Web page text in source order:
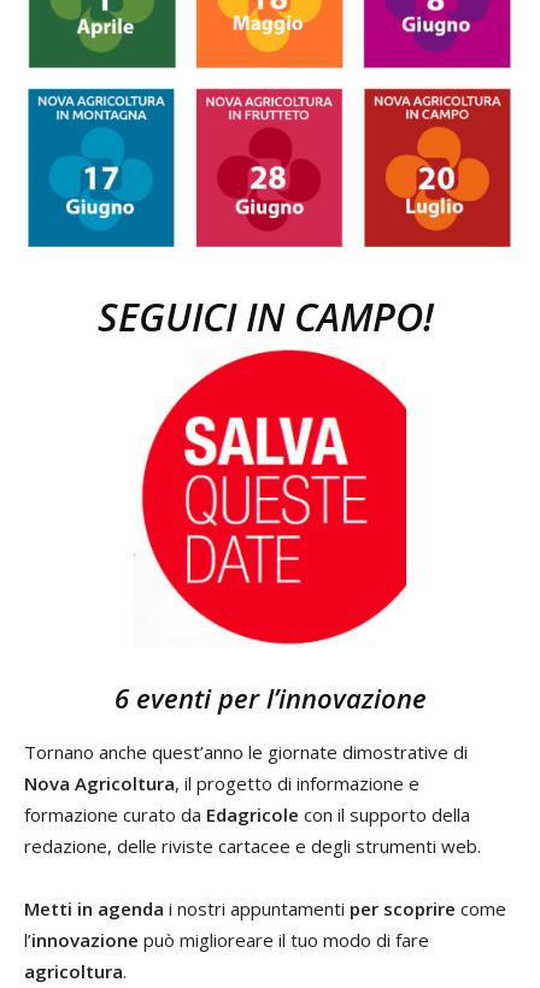
SEGUICI IN CAMPO!
6 eventi per l’innovazione
Tornano anche quest’anno le giornate dimostrative di
Nova Agricoltura, il progetto di informazione e
formazione curato da Edagricole con il supporto della
redazione, delle riviste cartacee e degli strumenti web.
Metti in agenda i nostri appuntamenti per scoprire come
l’innovazione può miglioreare il tuo modo di fare
agricoltura.